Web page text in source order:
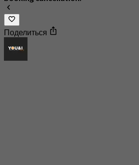
Поделиться